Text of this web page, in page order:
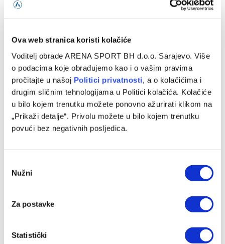
Ova web stranica koristi kolačiće
Voditelj obrade ARENA SPORT BH d.o.o. Sarajevo. Više
o podacima koje obrađujemo kao i o vašim pravima
pročitajte u našoj Politici privatnosti, a o kolačićima i
drugim sličnim tehnologijama u Politici kolačića. Kolačiće
u bilo kojem trenutku možete ponovno ažurirati klikom na
„Prikaži detalje“. Privolu možete u bilo kojem trenutku
povući bez negativnih posljedica.
Selection
Nužni
Za postavke
Statistički
Puzigaća: Drago mi je što moji igrači nisu podlegli
atmosferi